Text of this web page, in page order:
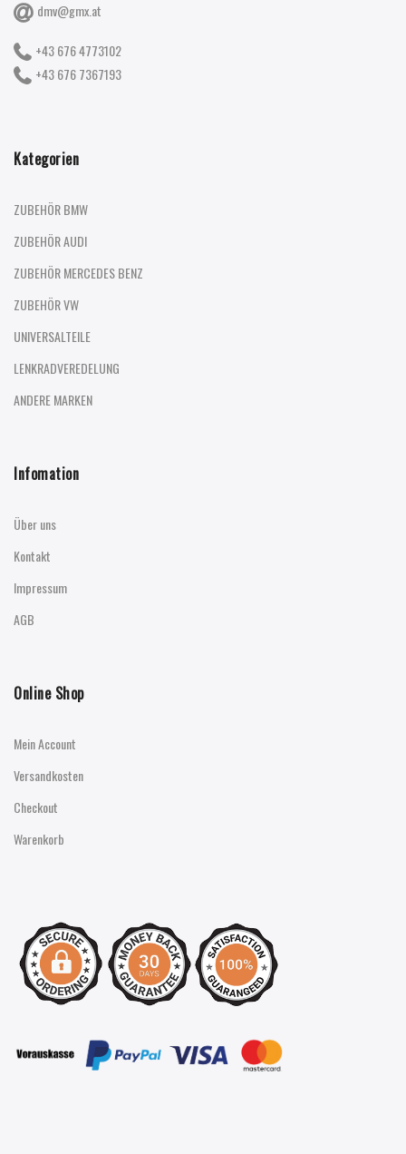
dmv@gmx.at
+43 676 4773102
+43 676 7367193
Kategorien
ZUBEHÖR BMW
ZUBEHÖR AUDI
ZUBEHÖR MERCEDES BENZ
ZUBEHÖR VW
UNIVERSALTEILE
LENKRADVEREDELUNG
ANDERE MARKEN
Infomation
Über uns
Kontakt
Impressum
AGB
Online Shop
Mein Account
Versandkosten
Checkout
Warenkorb